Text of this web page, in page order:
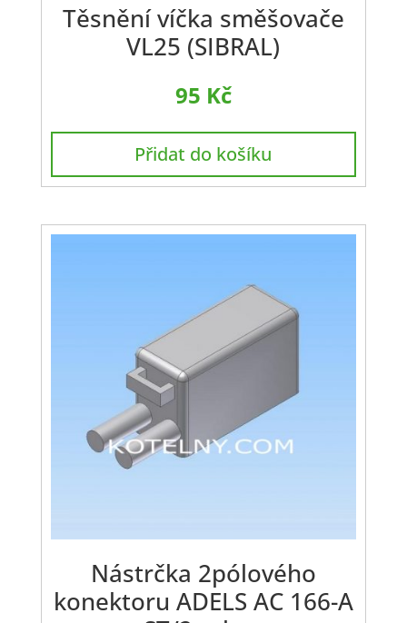
Těsnění víčka směšovače
VL25 (SIBRAL)
95 Kč
Přidat do košíku
Nástrčka 2pólového
konektoru ADELS AC 166-A